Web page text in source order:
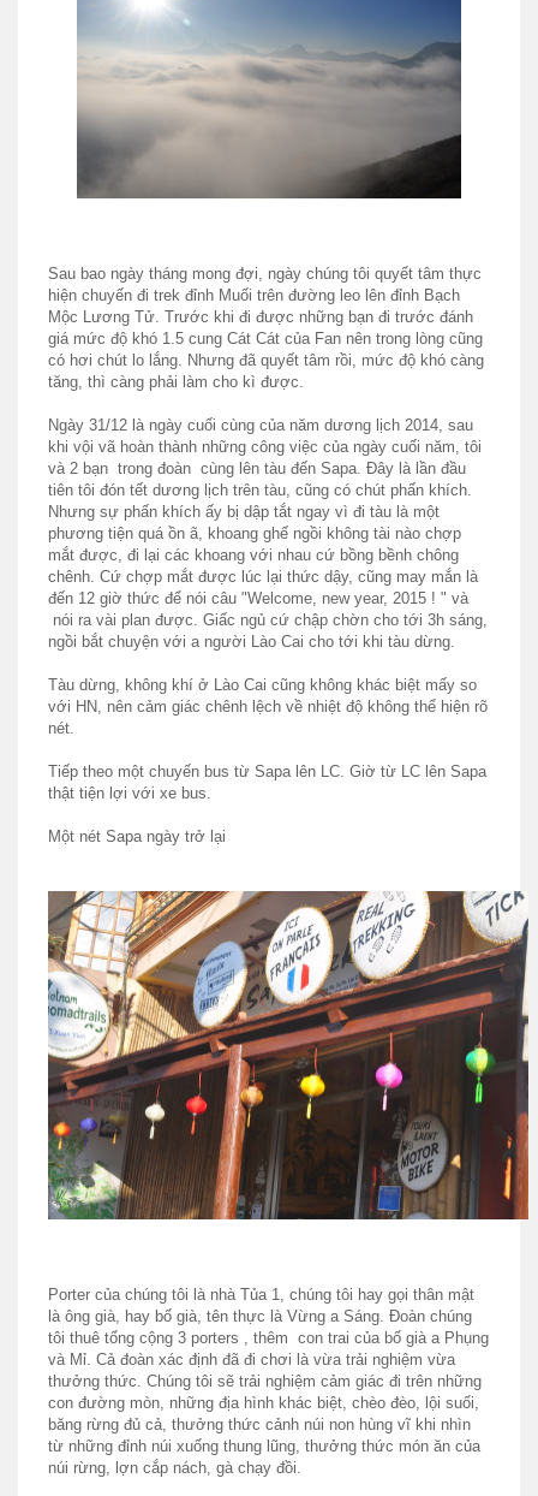
Sau bao ngày tháng mong đợi, ngày chúng tôi quyết tâm thực
hiện chuyến đi trek đỉnh Muối trên đường leo lên đỉnh Bạch
Mộc Lương Tử. Trước khi đi được những bạn đi trước đánh
giá mức độ khó 1.5 cung Cát Cát của Fan nên trong lòng cũng
có hơi chút lo lắng. Nhưng đã quyết tâm rồi, mức độ khó càng
tăng, thì càng phải làm cho kì được.
Ngày 31/12 là ngày cuối cùng của năm dương lịch 2014, sau
khi vội vã hoàn thành những công việc của ngày cuối năm, tôi
và 2 bạn trong đoàn cùng lên tàu đến Sapa. Đây là lần đầu
tiên tôi đón tết dương lịch trên tàu, cũng có chút phấn khích.
Nhưng sự phấn khích ấy bị dập tắt ngay vì đi tàu là một
phương tiện quá ồn ã, khoang ghế ngồi không tài nào chợp
mắt được, đi lại các khoang với nhau cứ bồng bềnh chông
chênh. Cứ chợp mắt được lúc lại thức dậy, cũng may mắn là
đến 12 giờ thức để nói câu "Welcome, new year, 2015 ! " và
nói ra vài plan được. Giấc ngủ cứ chập chờn cho tới 3h sáng,
ngồi bắt chuyện với a người Lào Cai cho tới khi tàu dừng.
Tàu dừng, không khí ở Lào Cai cũng không khác biệt mấy so
với HN, nên cảm giác chênh lệch về nhiệt độ không thể hiện rõ
nét.
Tiếp theo một chuyến bus từ Sapa lên LC. Giờ từ LC lên Sapa
thật tiện lợi với xe bus.
Một nét Sapa ngày trở lại
Porter của chúng tôi là nhà Tủa 1, chúng tôi hay gọi thân mật
là ông già, hay bố già, tên thực là Vừng a Sáng. Đoàn chúng
tôi thuê tổng cộng 3 porters , thêm con trai của bố già a Phụng
và Mỉ. Cả đoàn xác định đã đi chơi là vừa trải nghiệm vừa
thưởng thức. Chúng tôi sẽ trải nghiệm cảm giác đi trên những
con đường mòn, những địa hình khác biệt, chèo đèo, lội suối,
băng rừng đủ cả, thưởng thức cảnh núi non hùng vĩ khi nhìn
từ những đỉnh núi xuống thung lũng, thưởng thức món ăn của
núi rừng, lợn cắp nách, gà chạy đồi.